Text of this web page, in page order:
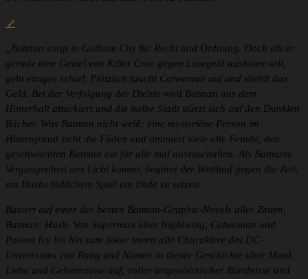
„Batman sorgt in Gotham City für Recht und Ordnung. Doch als er
gerade eine Geisel von Killer Croc gegen Lösegeld auslösen will,
geht einiges schief. Plötzlich taucht Catwoman auf und stiehlt das
Geld. Bei der Verfolgung der Diebin wird Batman aus dem
Hinterhalt attackiert und die halbe Stadt stürzt sich auf den Dunklen
Rächer. Was Batman nicht weiß: eine mysteriöse Person im
Hintergrund zieht die Fäden und animiert viele alte Feinde, den
geschwächten Batman ein für alle mal auszuschalten. Als Batmans
Vergangenheit ans Licht kommt, beginnt der Wettlauf gegen die Zeit,
um Hushs tödlichem Spiel ein Ende zu setzen.
Basiert auf einer der besten Batman-Graphic-Novels aller Zeiten,
Batman: Hush. Von Superman über Nightwing, Catwoman und
Poison Ivy bis hin zum Joker treten alle Charaktere des DC-
Universums von Rang und Namen in dieser Geschichte über Mord,
Liebe und Geheimnisse auf, voller ungewöhnlicher Bündnisse und